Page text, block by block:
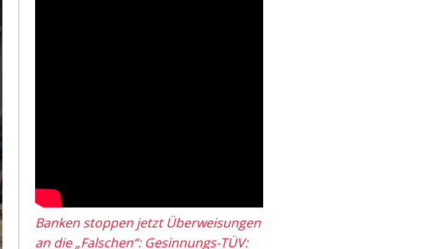
Banken stoppen jetzt Überweisungen
an die „Falschen“: Gesinnungs-TÜV: